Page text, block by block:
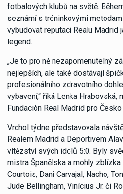
fotbalových klubů na světě.
seznámí s tréninkovými
vybudovat reputaci Realu Madrid
legend.
„Je to pro ně nezapomenutelný
nejlepších, ale také dostávají
profesionálního zdravotního
vybavení,“ říká Lenka Hrabovská,
Fundación Real Madrid pro
Vrchol týdne představovala
Realem Madrid a Deportivem
vítězství svých idolů 5:0. Byly
mistra Španělska a mohly
Courtois, Dani Carvajal, Nacho,
Jude Bellingham, Vinícius Jr. či